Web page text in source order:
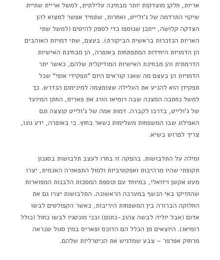
אריות, חלקן מוצדקות יותר מבחינה עלילתית, למשל אריית שתיית
שיקוי התרדמה של ג'ולייט, ואחרות, שתמיד אפשר למצוא להן
הצדקה קלושה, ייתכן שנוספו כדי לספק להיטים (למשל שתי
האריות הנזכרות בראשית הביקורת). בעצם, שתי דמויות האוהבים
הן הדמויות היחידות המתפתחות באופרה, הן מבחינת האישיות
הדרמתית והן מבחינת האישיות המוזיקלית שלהם, כאשר יתר
הדמויות הן בעצם מה שאנו קוראים היום "תפקידי אופי" שכל
תפקידן הוא להניע את העלילה שצומצמה למינימום הנדרש. כך
למשל נחתכה הסצנה שבה רומיאו הורג את פאריס, החתן המיועד
של ג'ולייט, בדרכו לקברה. דמות אמה של ג'ולייט קוצצה וגם
האפילוג שבו המשפחות משלימות נשאר בחוץ. כי באופרה, ידע גונו,
צריך לפרוש בשיא.
ומילה על התלבושות. בהפקה זו בחרו לעצב תלבושות בסגנון
תקופתי שהיו מרהיבות ואפקטיביות ולמול התפאורה האנמית, יצרו
מעט אקשן ויזואלי, במיוחד עם תוספת המסכות הלבנות המפוארות
שהחזיקו באי הנשף במערכה הראשונה. התלבושות יצרו גם את
החלוקה הברורה בין המשפחות היריבות, כאשר הקפולטים לבשו
אדום (אבל יוליה לבשה צהוב-כתום) ובני מונטגיו לבשו כחול (כולל
רומיאו). היוצאים מן הכלל הם הדוכס ופאריס במין סגול שנראה
מרחוק אפרפר – צבע שמדגיש את הניטרליות שלהם.